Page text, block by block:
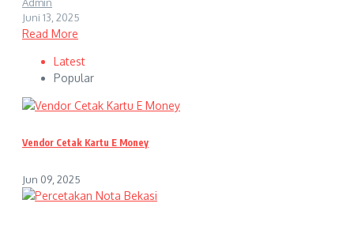
Admin
Juni 13, 2025
Read More
Latest
Popular
Vendor Cetak Kartu E Money
Jun 09, 2025